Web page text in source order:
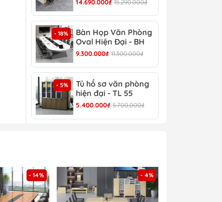
14.690.000₫ 15.290.000₫
- 18%
Bàn Họp Văn Phòng
Oval Hiện Đại - BH
44
9.300.000₫ 11.300.000₫
- 5%
Tủ hồ sơ văn phòng
hiện đại - TL 55
5.400.000₫ 5.700.000₫
- 14% - 4%